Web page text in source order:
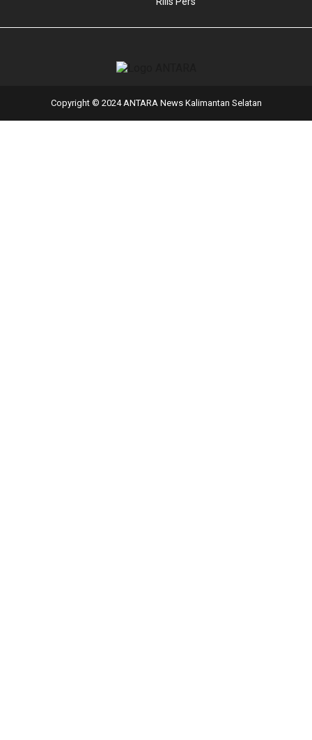
Copyright © 2024 ANTARA News Kalimantan Selatan